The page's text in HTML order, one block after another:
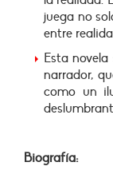
juega no
entre
Esta
narrador,
como un
Biografía: